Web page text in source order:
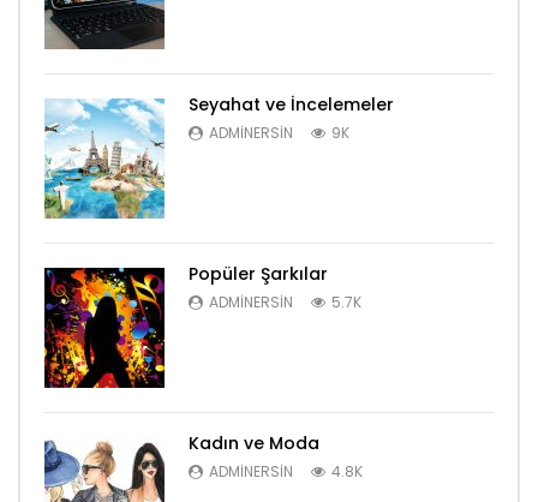
Seyahat ve İncelemeler
ADMINERSIN 9K
Popüler Şarkılar
ADMINERSIN 5.7K
Kadın ve Moda
ADMINERSIN 4.8K